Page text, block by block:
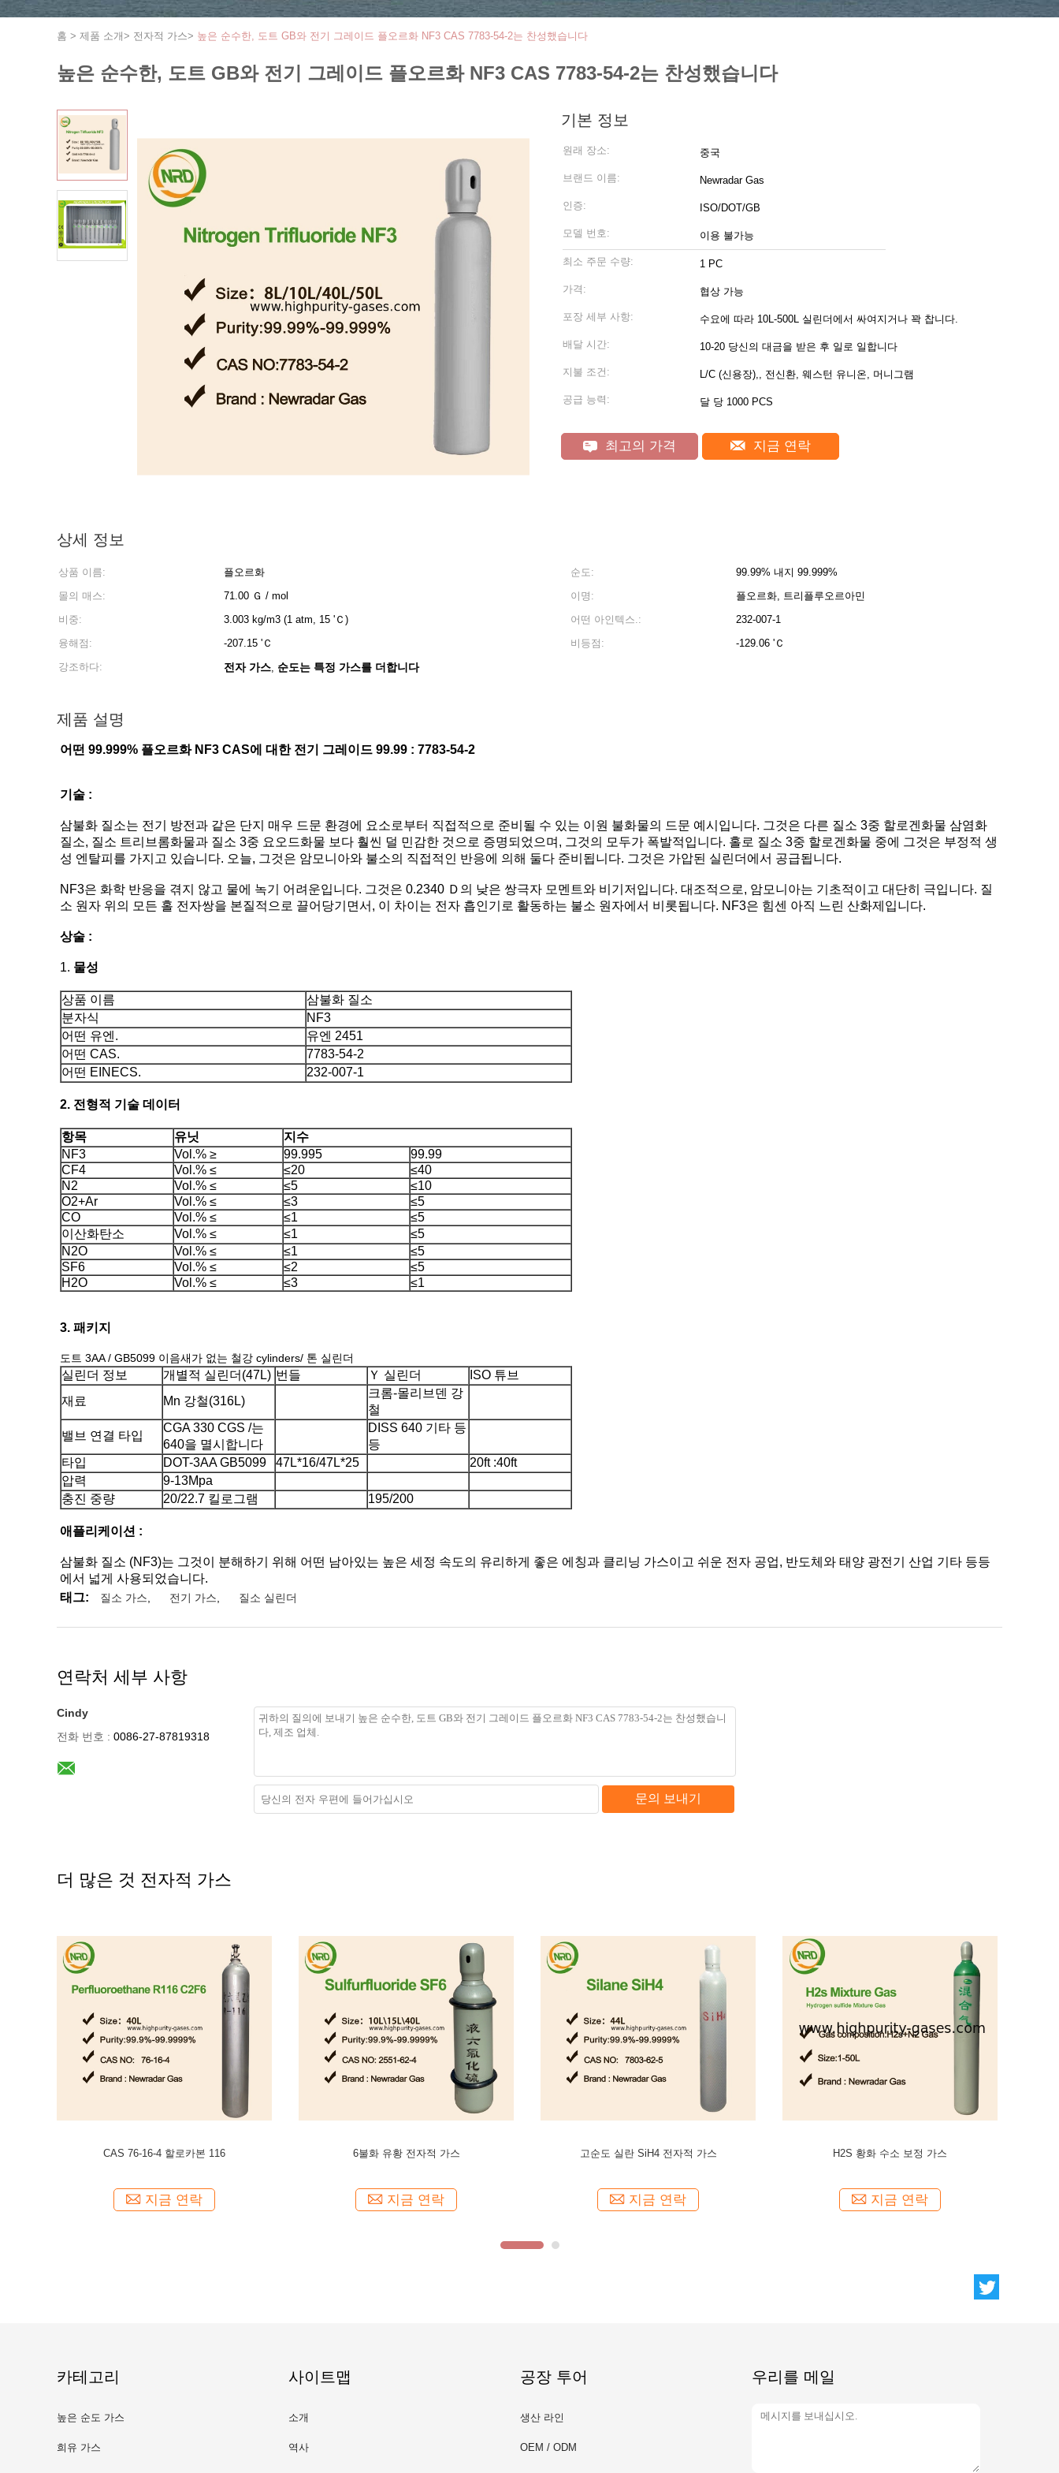
홈 > 제품 소개> 전자적 가스> 높은 순수한, 도트 GB와 전기 그레이드 플오르화 NF3 CAS 7783-54-2는 찬성했습니다
높은 순수한, 도트 GB와 전기 그레이드 플오르화 NF3 CAS 7783-54-2는 찬성했습니다
기본 정보
원래 장소: 중국
브랜드 이름: Newradar Gas
인증: ISO/DOT/GB
모델 번호: 이용 불가능
최소 주문 수량: 1 PC
가격: 협상 가능
포장 세부 사항: 수요에 따라 10L-500L 실린더에서 싸여지거나 꽉 찹니다.
배달 시간: 10-20 당신의 대금을 받은 후 일로 일합니다
지불 조건: L/C (신용장),, 전신환, 웨스턴 유니온, 머니그램
공급 능력: 달 당 1000 PCS
최고의 가격 지금 연락
상세 정보
상품 이름: 플오르화 순도:
99.99% 내지 99.999%
몰의 매스:
71.00 Ｇ / mol 이명:
플오르화, 트리플루오르아민
비중:
3.003 kg/m3 (1 atm, 15 'Ｃ) 어떤 아인텍스.:
232-007-1
융해점:
-207.15 'Ｃ 비등점:
-129.06 'Ｃ
강조하다:
전자 가스, 순도는 특정 가스를 더합니다
제품 설명
어떤 99.999% 플오르화 NF3 CAS에 대한 전기 그레이드 99.99 : 7783-54-2
기술 :
삼불화 질소는 전기 방전과 같은 단지 매우 드문 환경에 요소로부터 직접적으로 준비될 수 있는 이원 불화물의 드문 예시입니다. 그것은 다른 질소 3중 할로겐화물 삼염화
질소, 질소 트리브롬화물과 질소 3중 요오드화물 보다 훨씬 덜 민감한 것으로 증명되었으며, 그것의 모두가 폭발적입니다. 홀로 질소 3중 할로겐화물 중에 그것은 부정적 생
성 엔탈피를 가지고 있습니다. 오늘, 그것은 암모니아와 불소의 직접적인 반응에 의해 둘다 준비됩니다. 그것은 가압된 실린더에서 공급됩니다.
NF3은 화학 반응을 겪지 않고 물에 녹기 어려운입니다. 그것은 0.2340 Ｄ의 낮은 쌍극자 모멘트와 비기저입니다. 대조적으로, 암모니아는 기초적이고 대단히 극입니다. 질
소 원자 위의 모든 홀 전자쌍을 본질적으로 끌어당기면서, 이 차이는 전자 흡인기로 활동하는 불소 원자에서 비롯됩니다. NF3은 힘센 아직 느린 산화제입니다.
상술 :
1. 물성
상품 이름
삼불화 질소
분자식
NF3
어떤 유엔.
유엔 2451
어떤 CAS.
7783-54-2
어떤 EINECS.
232-007-1
2. 전형적 기술 데이터
항목 유닛
지수
NF3
Vol.% ≥ 99.995
99.99
CF4
Vol.% ≤ ≤20
≤40
N2
Vol.% ≤ ≤5
≤10
O2+Ar
Vol.% ≤ ≤3
≤5
CO
Vol.% ≤ ≤1
≤5
이산화탄소
Vol.% ≤ ≤1
≤5
N2O
Vol.% ≤ ≤1
≤5
SF6
Vol.% ≤ ≤2
≤5
H2O
Vol.% ≤ ≤3 ≤1
3. 패키지
도트 3AA / GB5099 이음새가 없는 철강 cylinders/ 톤 실린더
실린더 정보 개별적 실린더(47L) 번들 Ｙ 실린더
ISO 튜브
재료
Mn 강철(316L)
크롬-몰리브덴 강
철
밸브 연결 타입
CGA 330 CGS /는
640을 멸시합니다
DISS 640 기타 등
등
타입
DOT-3AA GB5099 47L*16/47L*25
20ft :40ft
압력
9-13Mpa
충진 중량
20/22.7 킬로그램 195/200
애플리케이션 :
삼불화 질소 (NF3)는 그것이 분해하기 위해 어떤 남아있는 높은 세정 속도의 유리하게 좋은 에칭과 클리닝 가스이고 쉬운 전자 공업, 반도체와 태양 광전기 산업 기타 등등
에서 넓게 사용되었습니다.
태그:
질소 가스 전기 가스 질소 실린더
연락처 세부 사항
Cindy
전화 번호 : 0086-27-87819318
문의 보내기
더 많은 것 전자적 가스
Ar/F2/He/Ne 엑시머 레이저 가스는 xecl 레이저
지금 연락
이소부틸렌 보정 가스 100 PPM 균형 공기 전자
지금 연락
nf3 가스인 플오르화 NF3
지금 연락
산업 전자적 가스 육플루오르화 황 가스 기체유
지금 연락
카테고리
높은 순도 가스
희유 가스
사이트맵
소개
역사
공장 투어
생산 라인
OEM / ODM
우리를 메일